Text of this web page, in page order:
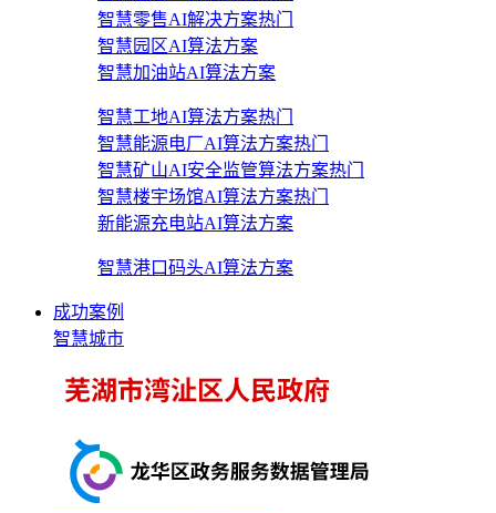
智慧零售AI解决方案热门
智慧园区AI算法方案
智慧加油站AI算法方案
智慧工地AI算法方案热门
智慧能源电厂AI算法方案热门
智慧矿山AI安全监管算法方案热门
智慧楼宇场馆AI算法方案热门
新能源充电站AI算法方案
智慧港口码头AI算法方案
成功案例
智慧城市